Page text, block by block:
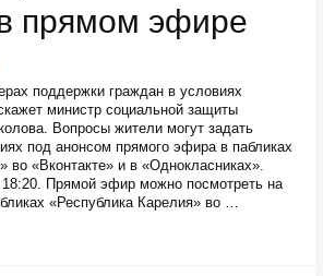
прямом эфире
поддержки граждан в условиях
министр социальной защиты
Вопросы жители могут задать
под анонсом прямого эфира в пабликах
во «Вконтакте» и в «Однокласниках».
18:20. Прямой эфир можно посмотреть на
«Республика Карелия» во …